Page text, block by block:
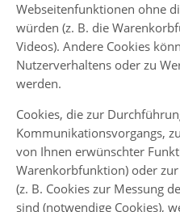
Webseitenfunktionen ohne
würden (z. B. die
Videos). Andere Cookies
Nutzerverhaltens oder zu
werden.
Cookies, die zur
Kommunikationsvorgangs,
von Ihnen erwünschter
Warenkorbfunktion) oder
(z. B. Cookies zur Messung
sind (notwendige Cookies),